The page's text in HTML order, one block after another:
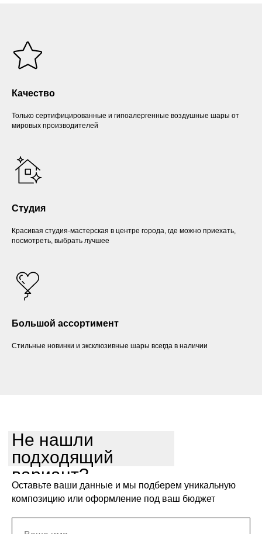
Качество
Только сертифицированные и гипоалергенные воздушные шары от
мировых производителей
Студия
Красивая студия-мастерская в центре города, где можно приехать,
посмотреть, выбрать лучшее
Большой ассортимент
Стильные новинки и эксклюзивные шары всегда в наличии
Не нашли
подходящий
вариант?
Оставьте ваши данные и мы подберем уникальную
композицию или оформление под ваш бюджет